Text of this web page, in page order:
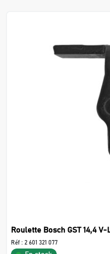
Roulette Bosch GST 14,4 V-
Réf : 2 601 321 077